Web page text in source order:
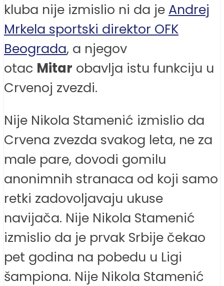
kluba nije izmislio ni da je Andrej
Mrkela sportski direktor OFK
Beograda, a njegov
otac Mitar obavlja istu funkciju u
Crvenoj zvezdi.
Nije Nikola Stamenić izmislio da
Crvena zvezda svakog leta, ne za
male pare, dovodi gomilu
anonimnih stranaca od koji samo
retki zadovoljavaju ukuse
navijača. Nije Nikola Stamenić
izmislio da je prvak Srbije čekao
pet godina na pobedu u Ligi
šampiona. Nije Nikola Stamenić